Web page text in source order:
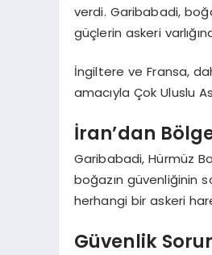
verdi. Garibabadi,
güçlerin askeri
İngiltere ve Fransa,
amacıyla Çok Uluslu
İran’dan
Garibabadi, Hürmüz
boğazın güvenliğinin
herhangi bir askeri
Güvenlik